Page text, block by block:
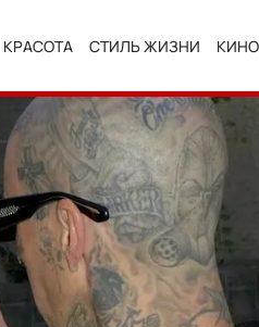
КРАСОТА СТИЛЬ ЖИЗНИ КИНО